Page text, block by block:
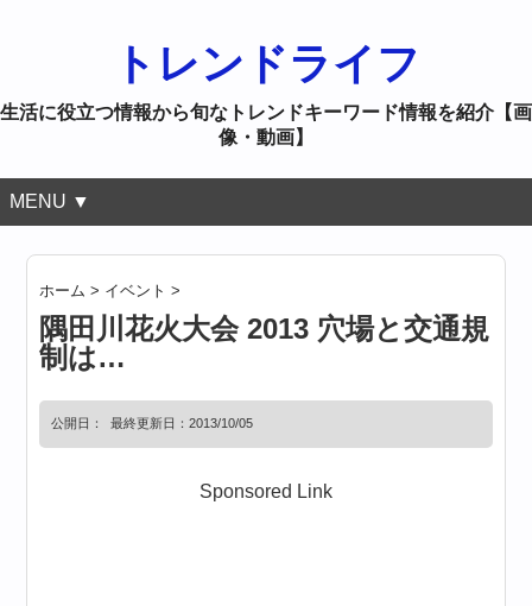
トレンドライフ
生活に役立つ情報から旬なトレンドキーワード情報を紹介【画
像・動画】
MENU ▼
ホーム > イベント >
隅田川花火大会 2013 穴場と交通規
制は…
公開日： 最終更新日：2013/10/05
Sponsored Link